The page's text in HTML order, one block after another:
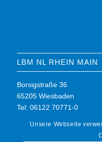
LBM NL RHEIN MAIN
Borsigstraße 36
65205 Wiesbaden
Tel: 06122 70771-0
Unsere Webseite